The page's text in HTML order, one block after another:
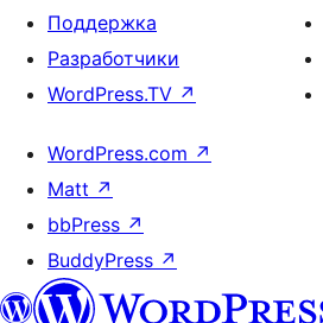
Поддержка
Разработчики
WordPress.TV ↗
WordPress.com ↗
Matt ↗
bbPress ↗
BuddyPress ↗